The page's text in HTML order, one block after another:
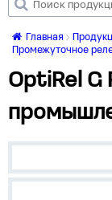
Главная
Промежуточное
OptiRel G